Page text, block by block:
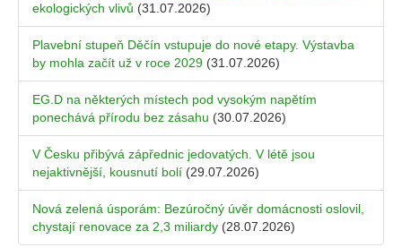
ekologických vlivů (31.07.2026)
Plavební stupeň Děčín vstupuje do nové etapy. Výstavba
by mohla začít už v roce 2029 (31.07.2026)
EG.D na některých místech pod vysokým napětím
ponechává přírodu bez zásahu (30.07.2026)
V Česku přibývá zápřednic jedovatých. V létě jsou
nejaktivnější, kousnutí bolí (29.07.2026)
Nová zelená úsporám: Bezúročný úvěr domácnosti oslovil,
chystají renovace za 2,3 miliardy (28.07.2026)